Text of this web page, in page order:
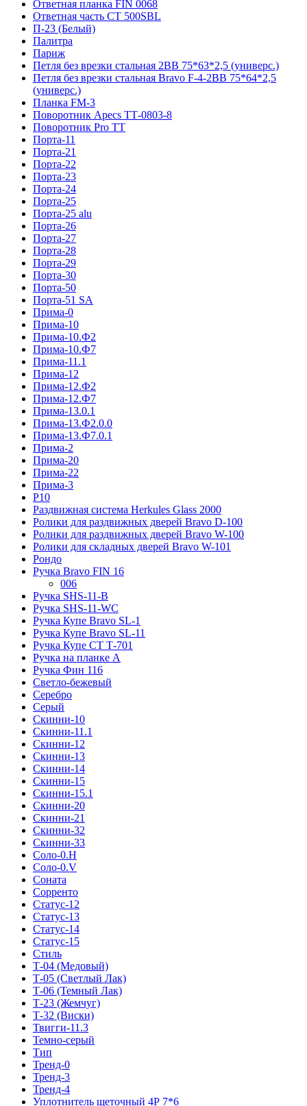
Ответная планка FIN 0068
Ответная часть СТ 500SBL
П-23 (Белый)
Палитра
Париж
Петля без врезки стальная 2ВВ 75*63*2,5 (универс.)
Петля без врезки стальная Bravo F-4-2BB 75*64*2,5
(универс.)
Планка FM-3
Поворотник Apecs ТТ-0803-8
Поворотник Pro TT
Порта-11
Порта-21
Порта-22
Порта-23
Порта-24
Порта-25
Порта-25 alu
Порта-26
Порта-27
Порта-28
Порта-29
Порта-30
Порта-50
Порта-51 SA
Прима-0
Прима-10
Прима-10.Ф2
Прима-10.Ф7
Прима-11.1
Прима-12
Прима-12.Ф2
Прима-12.Ф7
Прима-13.0.1
Прима-13.Ф2.0.0
Прима-13.Ф7.0.1
Прима-2
Прима-20
Прима-22
Прима-3
Р10
Раздвижная система Herkules Glass 2000
Ролики для раздвижных дверей Bravo D-100
Ролики для раздвижных дверей Bravo W-100
Ролики для складных дверей Bravo W-101
Рондо
Ручка Bravo FIN 16
006
Ручка SHS-11-B
Ручка SHS-11-WC
Ручка Купе Bravo SL-1
Ручка Купе Bravo SL-11
Ручка Купе СТ Т-701
Ручка на планке А
Ручка Фин 116
Светло-бежевый
Серебро
Серый
Скинни-10
Скинни-11.1
Скинни-12
Скинни-13
Скинни-14
Скинни-15
Скинни-15.1
Скинни-20
Скинни-21
Скинни-32
Скинни-33
Соло-0.H
Соло-0.V
Соната
Сорренто
Статус-12
Статус-13
Статус-14
Статус-15
Стиль
Т-04 (Медовый)
Т-05 (Светлый Лак)
Т-06 (Темный Лак)
Т-23 (Жемчуг)
Т-32 (Виски)
Твигги-11.3
Темно-серый
Тип
Тренд-0
Тренд-3
Тренд-4
Уплотнитель щеточный 4Р 7*6